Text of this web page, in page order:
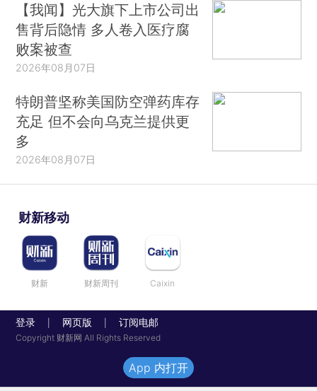
【我闻】光大旗下上市公司出
售背后隐情 多人卷入医疗腐
败案被查
2026年08月07日
特朗普坚称美国防空弹药库存
充足 但不会向乌克兰提供更
多
2026年08月07日
财新移动
财新 财新周刊 Caixin
登录 网页版 订阅电邮
Copyright 财新网 All Rights Reserved
App 内打开